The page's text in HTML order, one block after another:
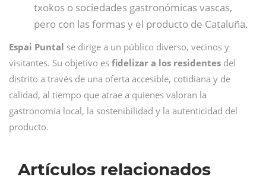
txokos o sociedades gastronómicas vascas,
pero con las formas y el producto de Cataluña.
Espai Puntal se dirige a un público diverso, vecinos y
visitantes. Su objetivo es fidelizar a los residentes del
distrito a través de una oferta accesible, cotidiana y de
calidad, al tiempo que atrae a quienes valoran la
gastronomía local, la sostenibilidad y la autenticidad del
producto.
Artículos relacionados